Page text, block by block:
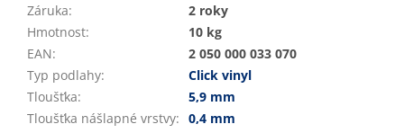
Záruka:
2 roky
Hmotnost:
10 kg
EAN:
2 050 000 033 070
Typ podlahy:
Click vinyl
Tloušťka:
5,9 mm
Tloušťka nášlapné vrstvy: 0,4 mm